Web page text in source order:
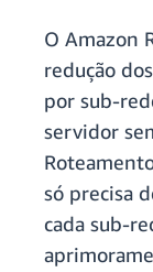
O Amazon
redução
por sub-
servidor
só precisa
cada sub-